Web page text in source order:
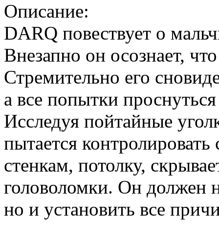
Описание:
DARQ повествует о
Внезапно он осознает,
Стремительно его
а все попытки
Исследуя пойтайные
пытается
стенкам, потолку,
головоломки. Он должен
но и установить все